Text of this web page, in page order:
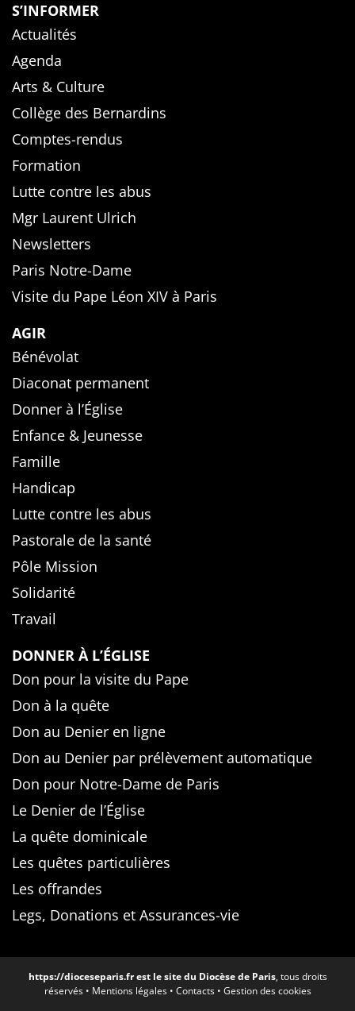
S’INFORMER
Actualités
Agenda
Arts & Culture
Collège des Bernardins
Comptes-rendus
Formation
Lutte contre les abus
Mgr Laurent Ulrich
Newsletters
Paris Notre-Dame
Visite du Pape Léon XIV à Paris
AGIR
Bénévolat
Diaconat permanent
Donner à l’Église
Enfance & Jeunesse
Famille
Handicap
Lutte contre les abus
Pastorale de la santé
Pôle Mission
Solidarité
Travail
DONNER À L’ÉGLISE
Don pour la visite du Pape
Don à la quête
Don au Denier en ligne
Don au Denier par prélèvement automatique
Don pour Notre-Dame de Paris
Le Denier de l’Église
La quête dominicale
Les quêtes particulières
Les offrandes
Legs, Donations et Assurances-vie
https://dioceseparis.frest le site du Diocèse de Paris, tous droits
réservés • Mentions légales• Contacts• Gestion des cookies